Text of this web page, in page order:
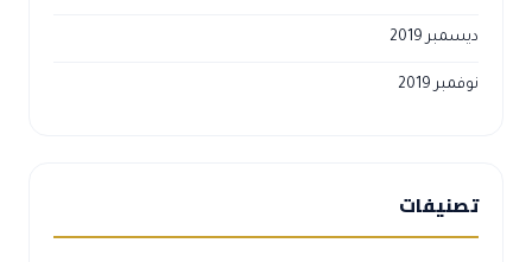
ديسمبر 2019
نوفمبر 2019
تصنيفات